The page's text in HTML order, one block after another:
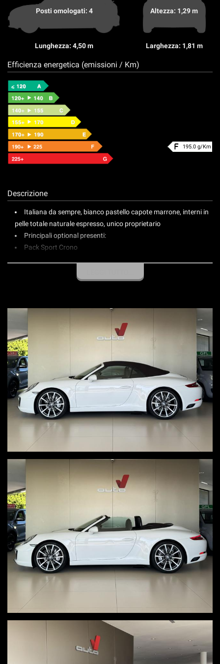
Posti omologati: 4
Lunghezza: 4,50 m
Altezza: 1,29 m
Larghezza: 1,81 m
Efficienza energetica (emissioni / Km)
195.0 g/Km
Descrizione
Italiana da sempre, bianco pastello capote marrone, interni in
pelle totale naturale espresso, unico proprietario
Principali optional presenti:
Pack Sport Crono
Impianto scarico sportivo
Volante GT
Ricezione DAB
PASAM
Cerchi 20 Carrera Classic
Connect Plus con Carplay
Bi-xenon con luci diurne a 4 punti Led
Cambio al volante
Clima bi-zona
Sedili a regolazione elettrica
Storico manutenzioni Porsche
05/2025 km 107222 + Certificazione 111 punti Porsche
Per ulteriori informazioni, visita il nostro sito www.autov.it
Condizioni chiare, certe e trasparenti
Permutiamo o rottamiamo il tuo usato
Consegna a domicilio in tutta Italia, isole comprese, salvo
accordo economico
Visita in nostro sito www.autov.it molte foto disponibili
Decliniamo ogni responsabilità per eventuali involontari errori
contrattuale
PER INFO UGO 3664236556 - LUCA 3383597785